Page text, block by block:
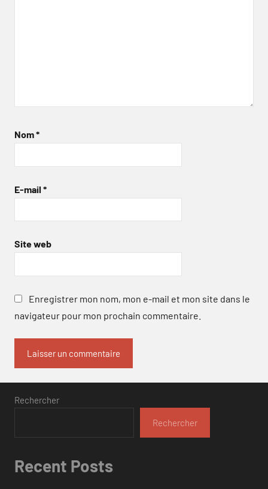
Nom*
E-mail *
Site web
Enregistrer mon nom, mon e-mail et mon site dans le
navigateur pour mon prochain commentaire.
Rechercher
Rechercher
Recent Posts